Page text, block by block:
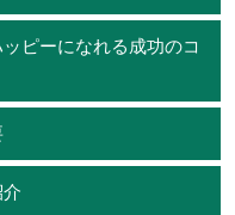
ピーになれる成功のコ